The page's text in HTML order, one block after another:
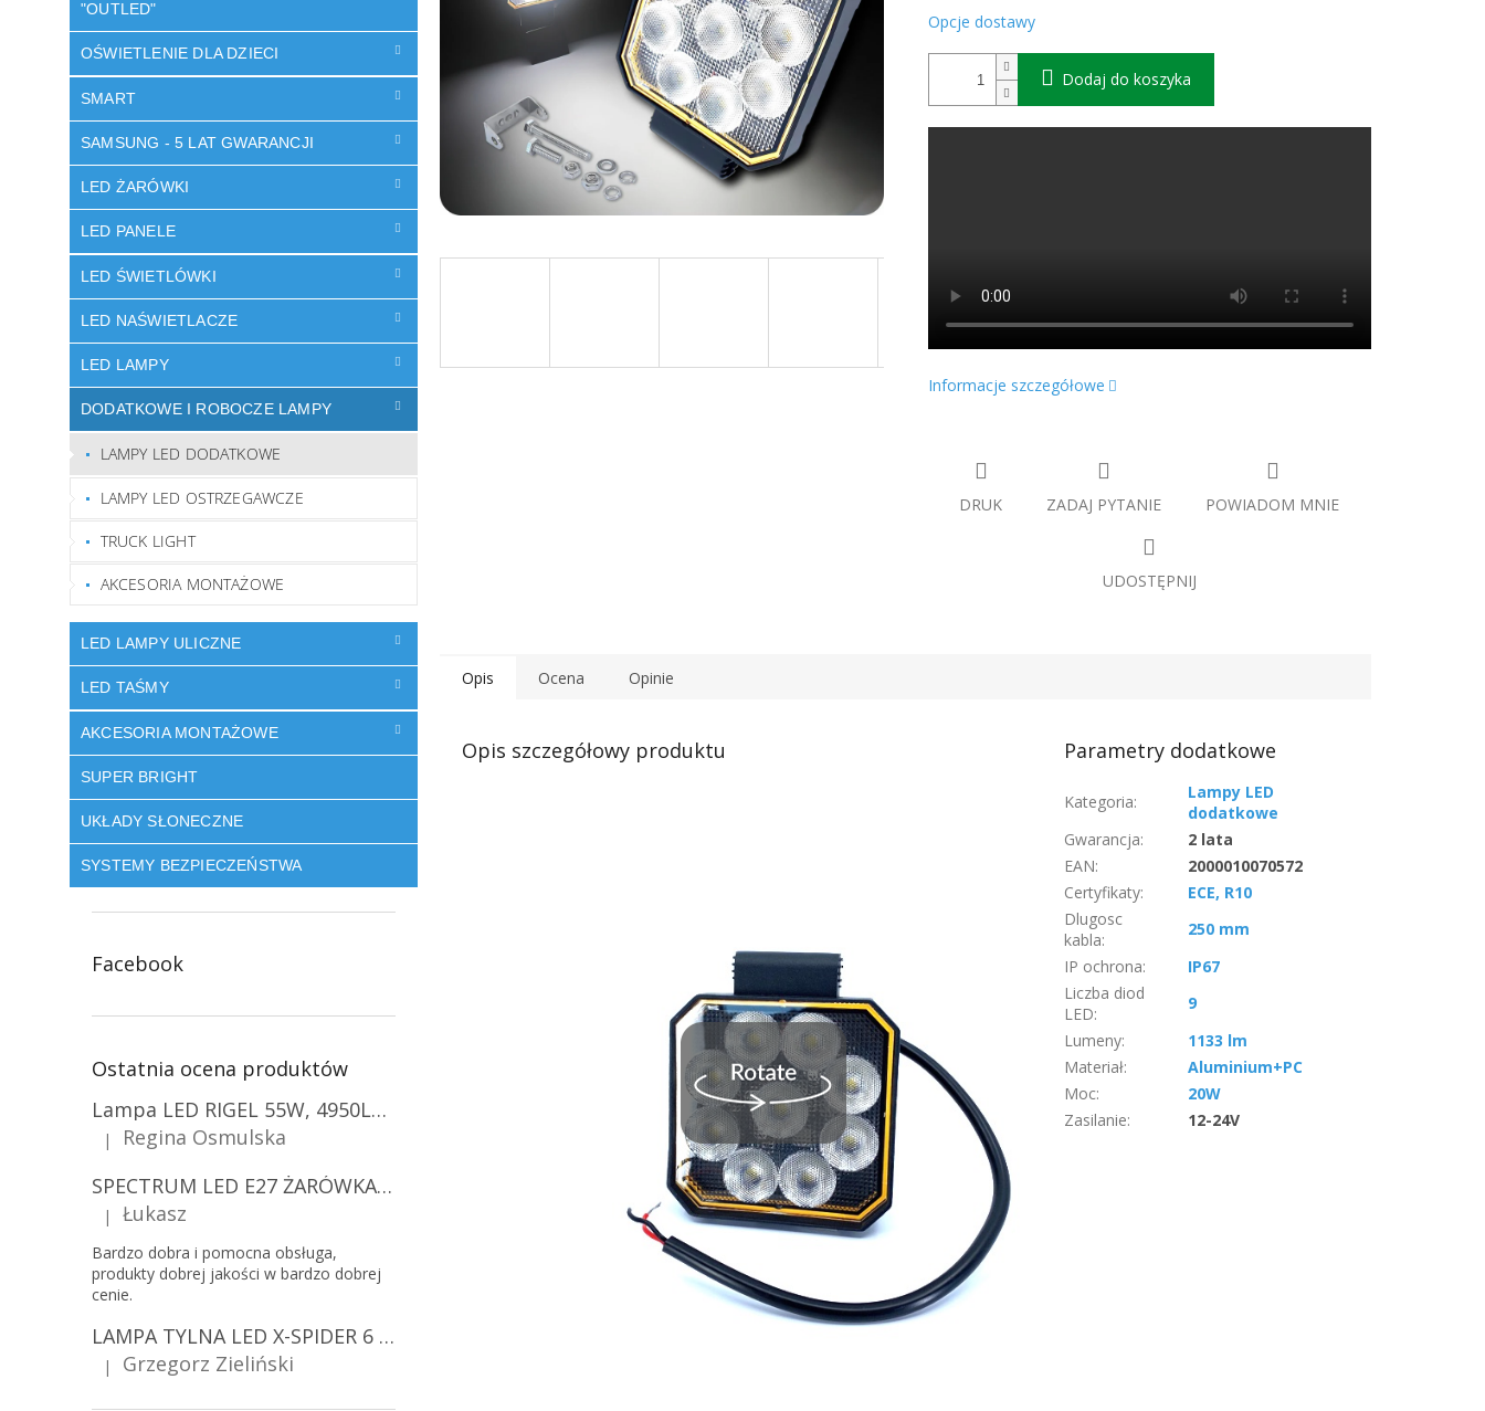
"OUTLED"
OŚWIETLENIE DLA DZIECI
SMART
SAMSUNG - 5 LAT GWARANCJI
LED ŻARÓWKI
LED PANELE
LED ŚWIETLÓWKI
LED NAŚWIETLACZE
LED LAMPY
DODATKOWE I ROBOCZE LAMPY
LAMPY LED DODATKOWE
LAMPY LED OSTRZEGAWCZE
TRUCK LIGHT
AKCESORIA MONTAŻOWE
LED LAMPY ULICZNE
LED TAŚMY
AKCESORIA MONTAŻOWE
SUPER BRIGHT
UKŁADY SŁONECZNE
SYSTEMY BEZPIECZEŃSTWA
Facebook
Ostatnia ocena produktów
Lampa LED RIGEL 55W, 4950LM, E27, 6500K [WL-10]
Ocena produktu to 5 na 5 gwiazdek.
|
Regina Osmulska
SPECTRUM LED E27 ŻARÓWKA LED 9W, A60/10-PACK!
Ocena produktu to 5 na 5 gwiazdek.
| Łukasz
Bardzo dobra i pomocna obsługa,
produkty dobrej jakości w bardzo dobrej
cenie.
LAMPA TYLNA LED X-SPIDER 6 FUNKCJI, R10, R148, R150, IP67, MOCOWANIE NA ŚRUBY [L2425]
Ocena produktu to 5 na 5 gwiazdek.
| Grzegorz Zieliński
Opcje dostawy
Dodaj do koszyka
Informacje szczegółowe
DRUK ZADAJ PYTANIE POWIADOM MNIE
UDOSTĘPNIJ
Opis Ocena Opinie
Opis szczegółowy produktu Parametry dodatkowe
Kategoria:
Lampy LED
dodatkowe
Gwarancja:
2 lata
EAN:
2000010070572
Certyfikaty:
ECE, R10
Dlugosc
kabla:
250 mm
IP ochrona:
IP67
Liczba diod
LED:
9
Lumeny:
1133 lm
Materiał:
Aluminium+PC
Moc:
20W
Zasilanie: 12-24V